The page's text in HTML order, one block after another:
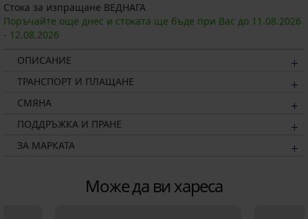
Стока за изпращане ВЕДНАГА
Поръчайте още днес и стоката ще бъде при Вас до 11.08.2026
- 12.08.2026
ОПИСАНИЕ
ТРАНСПОРТ И ПЛАЩАНЕ
СМЯНА
ПОДДРЪЖКА И ПРАНЕ
ЗА МАРКАТА
Може да ви хареса